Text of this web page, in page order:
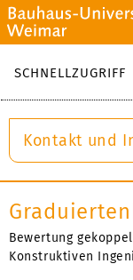
SCHNELLZUGRIFF
Kontakt und
Bewertung
Konstruktiven